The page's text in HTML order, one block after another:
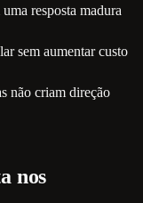
resposta madura
sem aumentar custo
não criam direção
nos